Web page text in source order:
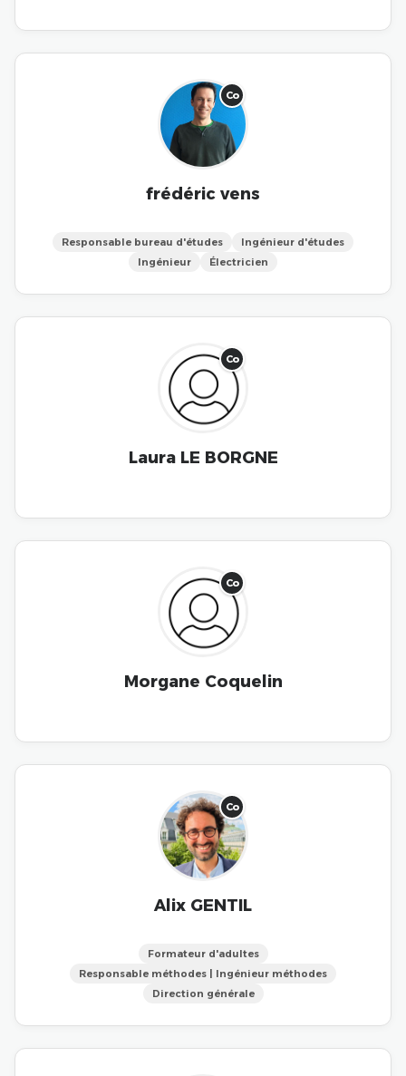
Co
frédéric vens
Responsable bureau d'études
Ingénieur d'études
Ingénieur
Électricien
Co
Laura LE BORGNE
Co
Morgane Coquelin
Co
Alix GENTIL
Formateur d'adultes
Responsable méthodes | Ingénieur méthodes
Direction générale